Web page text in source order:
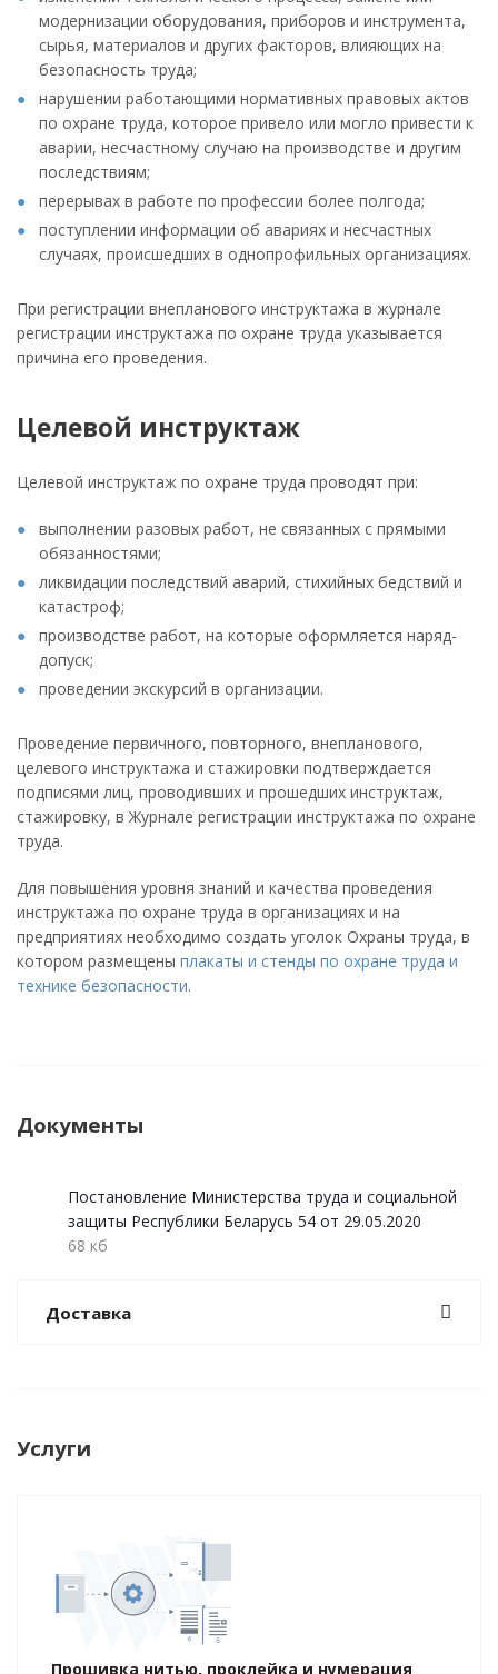
модернизации оборудования, приборов и инструмента,
сырья, материалов и других факторов, влияющих на
безопасность труда;
нарушении работающими нормативных правовых актов
по охране труда, которое привело или могло привести к
аварии, несчастному случаю на производстве и другим
последствиям;
перерывах в работе по профессии более полгода;
поступлении информации об авариях и несчастных
случаях, происшедших в однопрофильных организациях.
При регистрации внепланового инструктажа в журнале
регистрации инструктажа по охране труда указывается
причина его проведения.
Целевой инструктаж
Целевой инструктаж по охране труда проводят при:
выполнении разовых работ, не связанных с прямыми
обязанностями;
ликвидации последствий аварий, стихийных бедствий и
катастроф;
производстве работ, на которые оформляется наряд-
допуск;
проведении экскурсий в организации.
Проведение первичного, повторного, внепланового,
целевого инструктажа и стажировки подтверждается
подписями лиц, проводивших и прошедших инструктаж,
стажировку, в Журнале регистрации инструктажа по охране
труда.
Для повышения уровня знаний и качества проведения
инструктажа по охране труда в организациях и на
предприятиях необходимо создать уголок Охраны труда, в
котором размещены плакаты и стенды по охране труда и
технике безопасности.
Документы
Постановление Министерства труда и социальной
защиты Республики Беларусь 54 от 29.05.2020
68 кб
Доставка
Услуги
Прошивка нитью, проклейка и нумерация